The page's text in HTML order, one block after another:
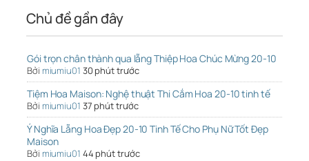
Chủ đề gần đây
Gói trọn chân thành qua lẵng Thiệp Hoa Chúc Mừng 20-10
Bởi miumiu01 30 phút trước
Tiệm Hoa Maison: Nghệ thuật Thi Cắm Hoa 20-10 tinh tế
Bởi miumiu01 37 phút trước
Ý Nghĩa Lẵng Hoa Đẹp 20-10 Tinh Tế Cho Phụ Nữ Tốt Đẹp
Maison
Bởi miumiu01 44 phút trước